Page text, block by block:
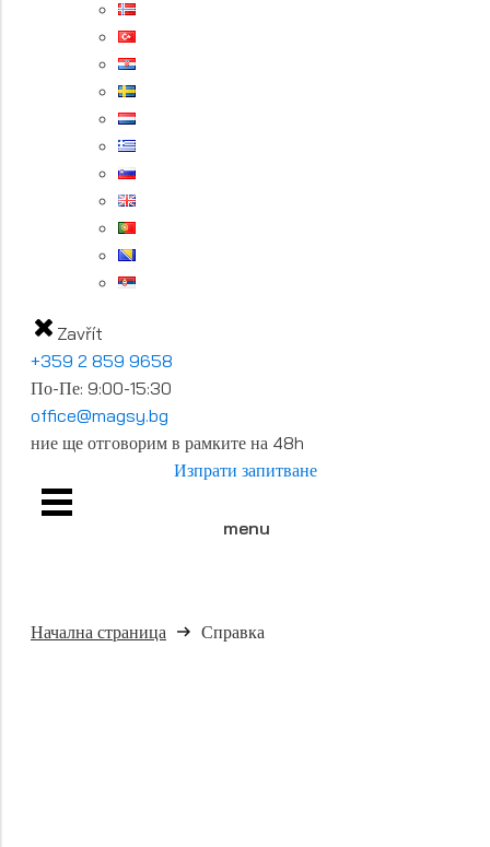
Zavřít
+359 2 859 9658
По-Пе: 9:00-15:30
office@magsy.bg
ние ще отговорим в рамките на 48h
Изпрати запитване
menu
Начална страница Справка